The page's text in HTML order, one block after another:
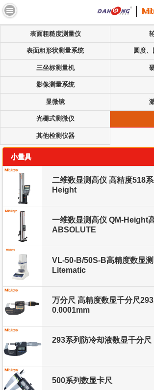
表面粗糙度测量仪
表面粗形状测量系统 圆度
三坐标测量机
影像测量系统
显微镜
光栅式测微仪
其他检测仪器
小量具
二维数显测高仪 高精度518
Height
一维数显测高仪 QM-Height
ABSOLUTE
VL-50-B/50S-B高精度数显
Litematic
万分尺 高精度数显千分尺
0.0001mm
293系列防冷却液数显千分尺
500系列数显卡尺
//